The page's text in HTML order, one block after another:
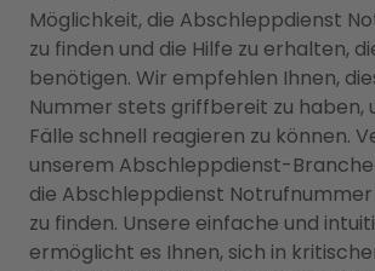
Möglichkeit, die Abschleppdienst
zu finden und die Hilfe zu erhalten,
benötigen. Wir empfehlen Ihnen,
Nummer stets griffbereit zu haben,
Fälle schnell reagieren zu können.
unserem Abschleppdienst-
die Abschleppdienst Notrufnummer
zu finden. Unsere einfache und
ermöglicht es Ihnen, sich in